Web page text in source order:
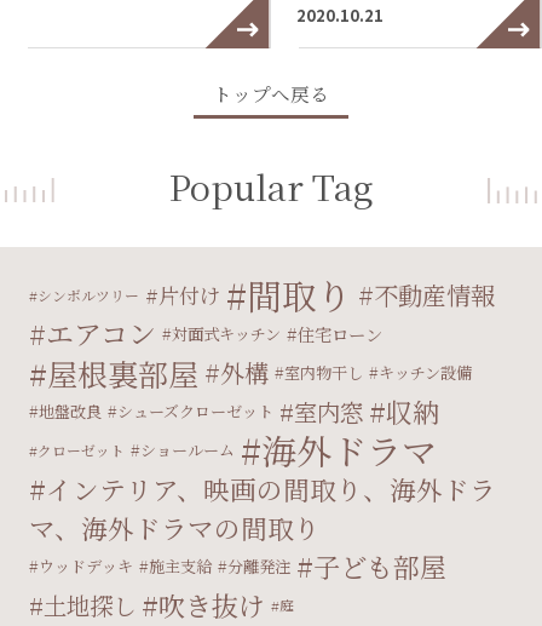
2020.10.21
トップへ戻る
Popular Tag
シンボルツリー 片付け 間取り 不動産情報
エアコン 対面式キッチン 住宅ローン
屋根裏部屋 外構 室内物干し
キッチン設備
地盤改良
シューズクローゼット 室内窓 収納
クローゼット ショールーム 海外ドラマ
インテリア、映画の間取り、海外ドラ
マ、海外ドラマの間取り
ウッドデッキ 施主支給 分離発注 子ども部屋
土地探し 吹き抜け 庭